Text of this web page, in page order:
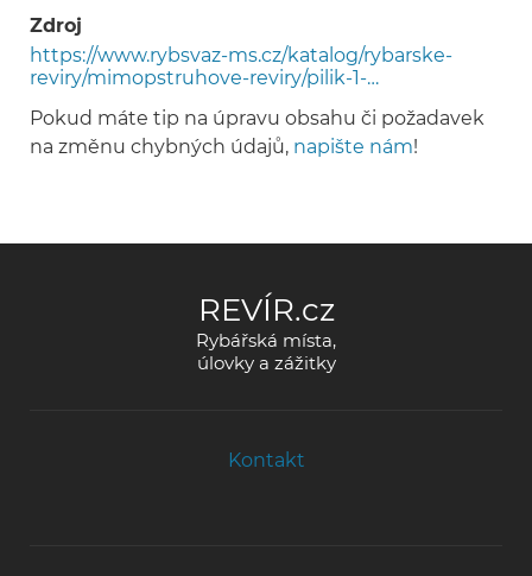
Zdroj
https://www.rybsvaz-ms.cz/katalog/rybarske-
reviry/mimopstruhove-reviry/pilik-1-…
Pokud máte tip na úpravu obsahu či požadavek
na změnu chybných údajů, napište nám!
REVÍR.cz
Rybářská místa,
úlovky a zážitky
Kontakt